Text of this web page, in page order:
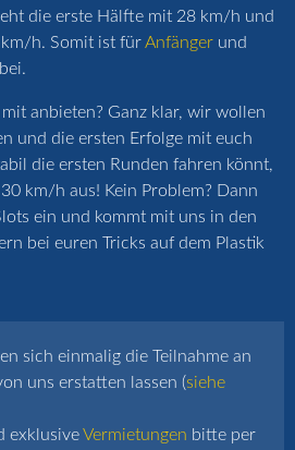
die erste Hälfte mit 28 km/h und
h. Somit ist fürAnfänger und
anbieten? Ganz klar, wir wollen
und die ersten Erfolge mit euch
die ersten Runden fahren könnt,
km/h aus! Kein Problem? Dann
ein und kommt mit uns in den
bei euren Tricks auf dem Plastik
sich einmalig die Teilnahme an
uns erstatten lassen (siehe
exklusiveVermietungen bitte per